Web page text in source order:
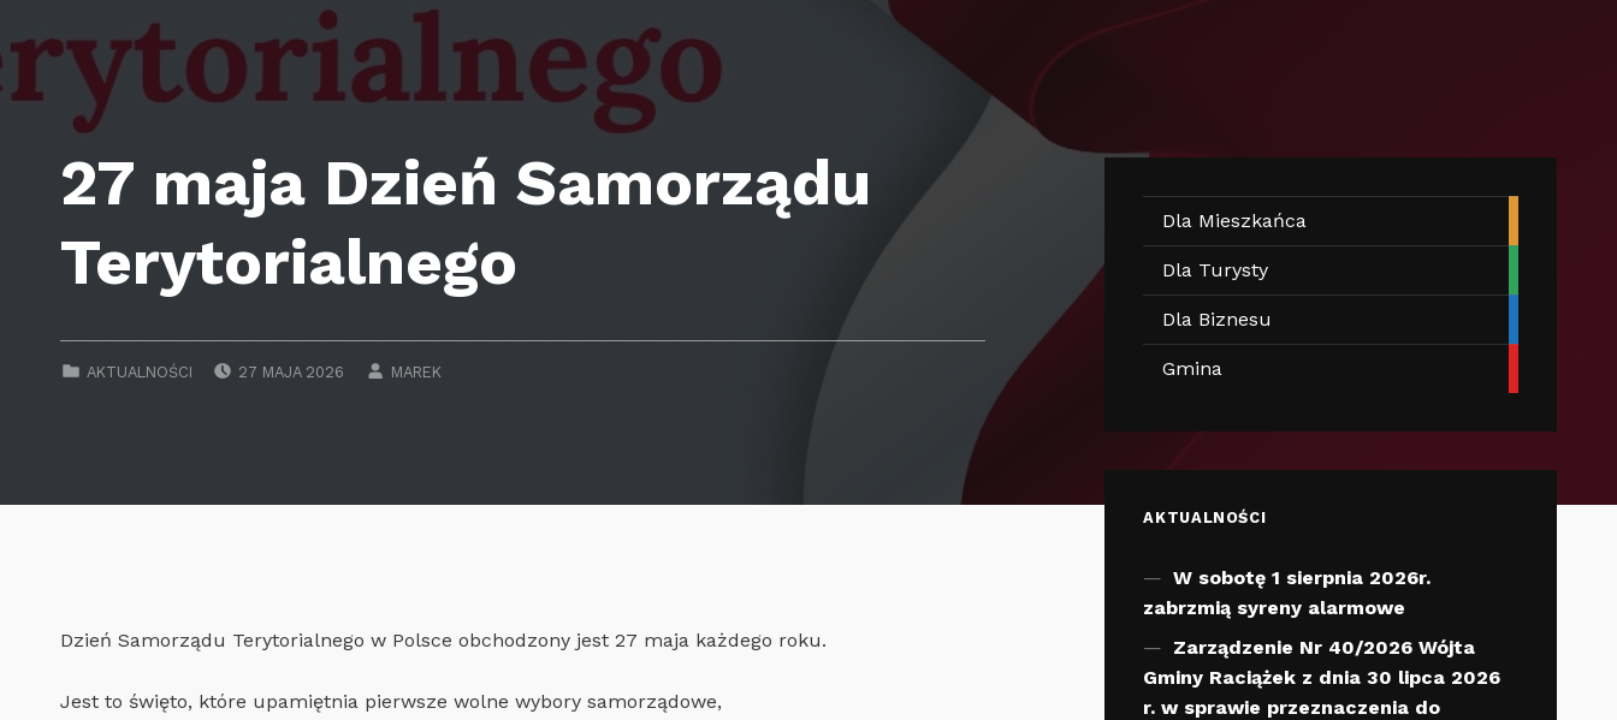
27 maja Dzień Samorządu
Terytorialnego
AKTUALNOŚCI 27 MAJA 2026 MAREK
Dzień Samorządu Terytorialnego w Polsce obchodzony jest 27 maja każdego roku.
Jest to święto, które upamiętnia pierwsze wolne wybory samorządowe,
Dla Mieszkańca
Dla Turysty
Dla Biznesu
Gmina
AKTUALNOŚCI
W sobotę 1 sierpnia 2026r.
zabrzmią syreny alarmowe
Zarządzenie Nr 40/2026 Wójta
Gminy Raciążek z dnia 30 lipca 2026
r. w sprawie przeznaczenia do